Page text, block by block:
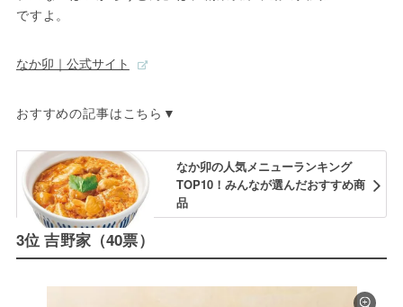
ですよ。
なか卯｜公式サイト
おすすめの記事はこちら▼
なか卯の人気メニューランキング
TOP10！みんなが選んだおすすめ商
品
3位 吉野家（40票）